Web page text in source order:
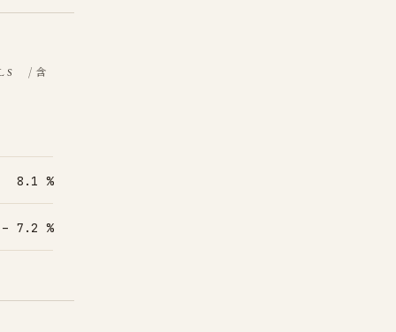
/ 含
8.1 %
7.2 %